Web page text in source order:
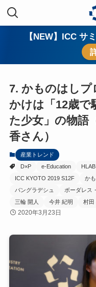
【NEW】ICC サ
7. かものはしプ
かけは「12歳で
た少女」の物語
香さん）
産業トレンド
D×P
e-Education HLAB
ICC KYOTO 2019 S12F
か
バングラデシュ
ボーダレス
三輪 開人
今井 紀明 村田
2020年3月23日